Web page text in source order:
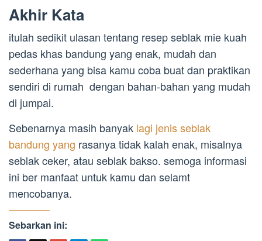
Akhir Kata
itulah sedikit ulasan tentang resep seblak mie kuah
pedas khas bandung yang enak, mudah dan
sederhana yang bisa kamu coba buat dan praktikan
sendiri di rumah dengan bahan-bahan yang mudah
di jumpai.
Sebenarnya masih banyak lagi jenis seblak
bandung yang rasanya tidak kalah enak, misalnya
seblak ceker, atau seblak bakso. semoga informasi
ini ber manfaat untuk kamu dan selamt
mencobanya.
Sebarkan ini: